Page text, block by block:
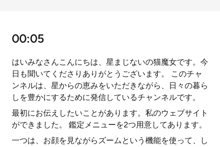
00:05
はいみなさんこんにちは、星まじないの猫魔女です。今
日も聞いてくださりありがとうございます。 このチャ
ンネルは、星からの恵みをいただきながら、日々の暮ら
しを豊かにするために発信しているチャンネルです。
最初にお伝えしたいことがあります。私のウェブサイト
ができました。 鑑定メニューを2つ用意してあります。
一つは、お顔を見ながらズームという機能を使って、し